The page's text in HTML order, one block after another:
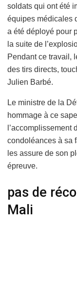
soldats qui ont été
équipes médicales
a été déployé pour
la suite de
Pendant ce travail,
des tirs directs,
Julien Barbé.
Le ministre de la
hommage à ce
l’accomplissement
condoléances à sa
les assure de son
épreuve.
pas de
Mali